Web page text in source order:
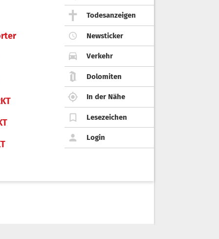
Todesanzeigen
Newsticker
Verkehr
Dolomiten
In der Nähe
Lesezeichen
Login